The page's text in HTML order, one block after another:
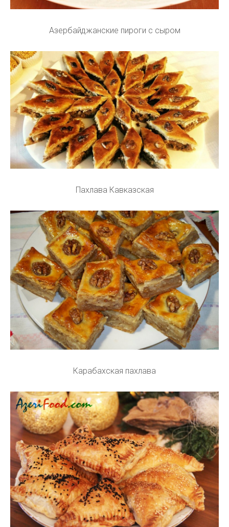
Азербайджанские пироги с сыром
Пахлава Кавказская
Карабахская пахлава